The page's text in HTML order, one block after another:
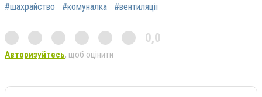
#шахрайство #комуналка #вентиляції
0,0
Авторизуйтесь, щоб оцінити